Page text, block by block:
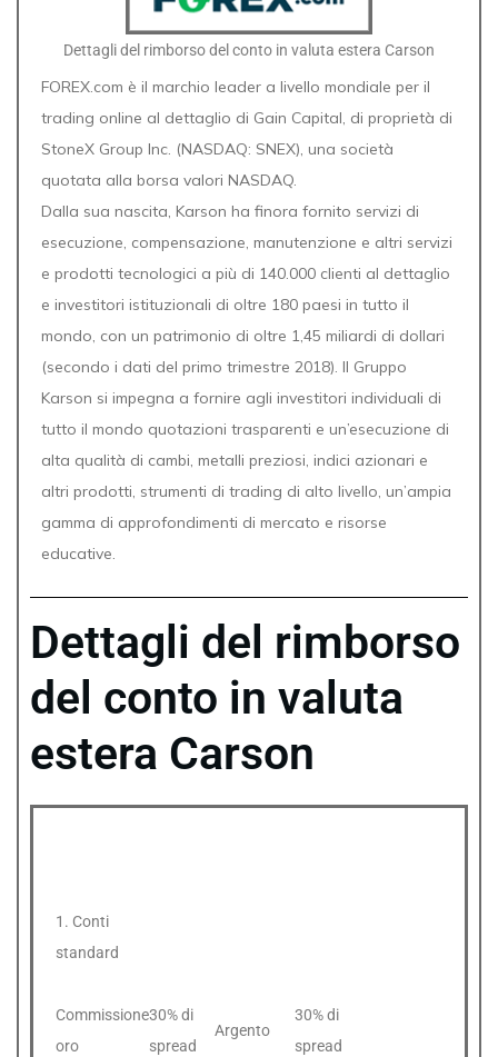
Dettagli del rimborso del conto in valuta estera Carson​
FOREX.com è il marchio leader a livello mondiale per il
trading online al dettaglio di Gain Capital, di proprietà di
StoneX Group Inc. (NASDAQ: SNEX), una società
quotata alla borsa valori NASDAQ.
Dalla sua nascita, Karson ha finora fornito servizi di
esecuzione, compensazione, manutenzione e altri servizi
e prodotti tecnologici a più di 140.000 clienti al dettaglio
e investitori istituzionali di oltre 180 paesi in tutto il
mondo, con un patrimonio di oltre 1,45 miliardi di dollari
(secondo i dati del primo trimestre 2018). Il Gruppo
Karson si impegna a fornire agli investitori individuali di
tutto il mondo quotazioni trasparenti e un’esecuzione di
alta qualità di cambi, metalli preziosi, indici azionari e
altri prodotti, strumenti di trading di alto livello, un’ampia
gamma di approfondimenti di mercato e risorse
educative.
Dettagli del rimborso
del conto in valuta
estera Carson
1. Conti
standard
Commissione
oro
30% di
spread
Argento
30% di
spread